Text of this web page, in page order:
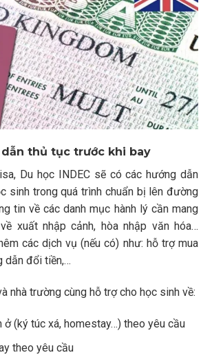
dẫn thủ tục trước khi bay
Du học INDEC sẽ có các hướng dẫn
sinh trong quá trình chuẩn bị lên đường
tin về các danh mục hành lý cần mang
xuất nhập cảnh, hòa nhập văn hóa…
các dịch vụ (nếu có) như: hỗ trợ mua
dẫn đổi tiền,…
nhà trường cùng hỗ trợ cho học sinh về:
ở (ký túc xá, homestay…) theo yêu cầu
theo yêu cầu